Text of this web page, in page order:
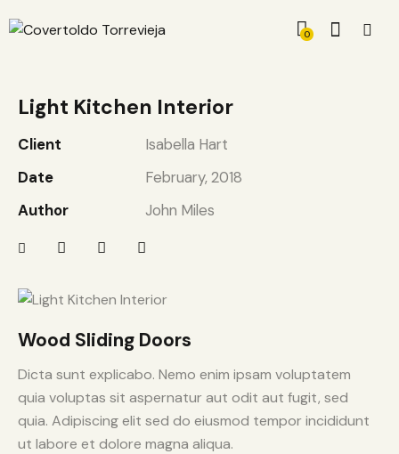
0
Light Kitchen Interior
Wood Sliding Doors
Dicta sunt explicabo. Nemo enim ipsam voluptatem
quia voluptas sit aspernatur aut odit aut fugit, sed
quia. Adipiscing elit sed do eiusmod tempor incididunt
ut labore et dolore magna aliqua.
Client
Isabella Hart
Date
February, 2018
Author
John Miles